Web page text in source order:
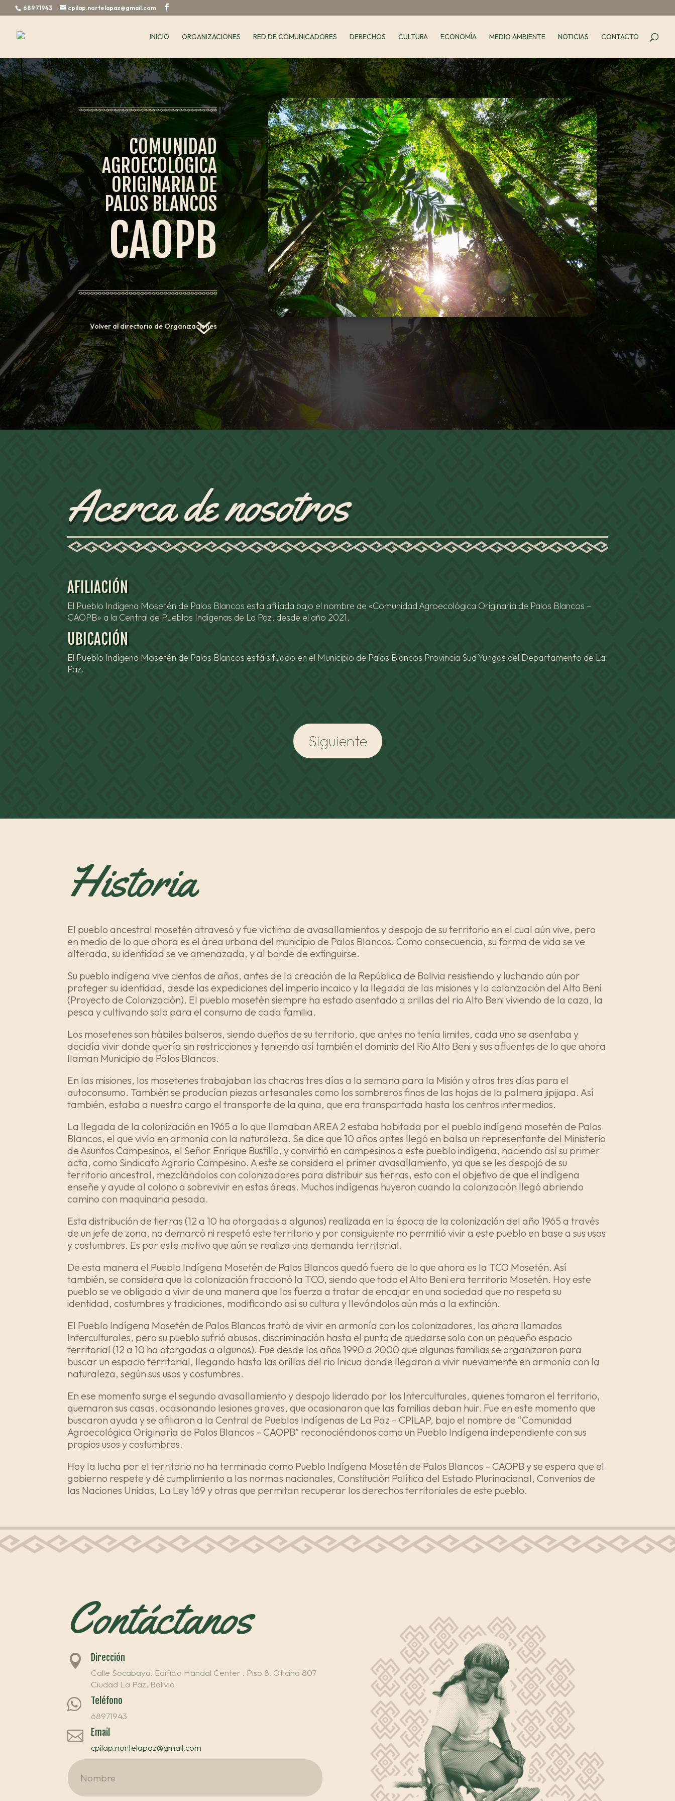
68971943 cpilap.nortelapaz@gmail.com
INICIO ORGANIZACIONES RED DE COMUNICADORES DERECHOS CULTURA ECONOMÍA MEDIO AMBIENTE NOTICIAS CONTACTO
COMUNIDAD
AGROECOLÓGICA
ORIGINARIA DE
PALOS BLANCOS
CAOPB
Volver al directorio de Organizaciones
7
Acerca de nosotros
AFILIACIÓN
El Pueblo Indígena Mosetén de Palos Blancos esta afiliada bajo el nombre de «Comunidad Agroecológica Originaria de Palos Blancos –
CAOPB» a la Central de Pueblos Indígenas de La Paz, desde el año 2021.
UBICACIÓN
El Pueblo Indígena Mosetén de Palos Blancos está situado en el Municipio de Palos Blancos Provincia Sud Yungas del Departamento de La
Paz.
Siguiente
Historia
El pueblo ancestral mosetén atravesó y fue víctima de avasallamientos y despojo de su territorio en el cual aún vive, pero
en medio de lo que ahora es el área urbana del municipio de Palos Blancos. Como consecuencia, su forma de vida se ve
alterada, su identidad se ve amenazada, y al borde de extinguirse.
Su pueblo indígena vive cientos de años, antes de la creación de la República de Bolivia resistiendo y luchando aún por
proteger su identidad, desde las expediciones del imperio incaico y la llegada de las misiones y la colonización del Alto Beni
(Proyecto de Colonización). El pueblo mosetén siempre ha estado asentado a orillas del rio Alto Beni viviendo de la caza, la
pesca y cultivando solo para el consumo de cada familia.
Los mosetenes son hábiles balseros, siendo dueños de su territorio, que antes no tenía limites, cada uno se asentaba y
decidía vivir donde quería sin restricciones y teniendo así también el dominio del Rio Alto Beni y sus afluentes de lo que ahora
llaman Municipio de Palos Blancos.
En las misiones, los mosetenes trabajaban las chacras tres días a la semana para la Misión y otros tres días para el
autoconsumo. También se producían piezas artesanales como los sombreros finos de las hojas de la palmera jipijapa. Así
también, estaba a nuestro cargo el transporte de la quina, que era transportada hasta los centros intermedios.
La llegada de la colonización en 1965 a lo que llamaban AREA 2 estaba habitada por el pueblo indígena mosetén de Palos
Blancos, el que vivía en armonía con la naturaleza. Se dice que 10 años antes llegó en balsa un representante del Ministerio
de Asuntos Campesinos, el Señor Enrique Bustillo, y convirtió en campesinos a este pueblo indígena, naciendo así su primer
acta, como Sindicato Agrario Campesino. A este se considera el primer avasallamiento, ya que se les despojó de su
territorio ancestral, mezclándolos con colonizadores para distribuir sus tierras, esto con el objetivo de que el indígena
enseñe y ayude al colono a sobrevivir en estas áreas. Muchos indígenas huyeron cuando la colonización llegó abriendo
camino con maquinaria pesada.
Esta distribución de tierras (12 a 10 ha otorgadas a algunos) realizada en la época de la colonización del año 1965 a través
de un jefe de zona, no demarcó ni respetó este territorio y por consiguiente no permitió vivir a este pueblo en base a sus usos
y costumbres. Es por este motivo que aún se realiza una demanda territorial.
De esta manera el Pueblo Indígena Mosetén de Palos Blancos quedó fuera de lo que ahora es la TCO Mosetén. Así
también, se considera que la colonización fraccionó la TCO, siendo que todo el Alto Beni era territorio Mosetén. Hoy este
pueblo se ve obligado a vivir de una manera que los fuerza a tratar de encajar en una sociedad que no respeta su
identidad, costumbres y tradiciones, modificando así su cultura y llevándolos aún más a la extinción.
El Pueblo Indígena Mosetén de Palos Blancos trató de vivir en armonía con los colonizadores, los ahora llamados
Interculturales, pero su pueblo sufrió abusos, discriminación hasta el punto de quedarse solo con un pequeño espacio
territorial (12 a 10 ha otorgadas a algunos). Fue desde los años 1990 a 2000 que algunas familias se organizaron para
buscar un espacio territorial, llegando hasta las orillas del rio Inicua donde llegaron a vivir nuevamente en armonía con la
naturaleza, según sus usos y costumbres.
En ese momento surge el segundo avasallamiento y despojo liderado por los Interculturales, quienes tomaron el territorio,
quemaron sus casas, ocasionando lesiones graves, que ocasionaron que las familias deban huir. Fue en este momento que
buscaron ayuda y se afiliaron a la Central de Pueblos Indígenas de La Paz – CPILAP, bajo el nombre de “Comunidad
Agroecológica Originaria de Palos Blancos – CAOPB” reconociéndonos como un Pueblo Indígena independiente con sus
propios usos y costumbres.
Hoy la lucha por el territorio no ha terminado como Pueblo Indígena Mosetén de Palos Blancos – CAOPB y se espera que el
gobierno respete y dé cumplimiento a las normas nacionales, Constitución Política del Estado Plurinacional, Convenios de
las Naciones Unidas, La Ley 169 y otras que permitan recuperar los derechos territoriales de este pueblo.
Contáctanos
 Dirección
Calle Socabaya. Edificio Handal Center . Piso 8. Oficina 807
Ciudad La Paz, Bolivia
 Teléfono
68971943
 Email
cpilap.nortelapaz@gmail.com